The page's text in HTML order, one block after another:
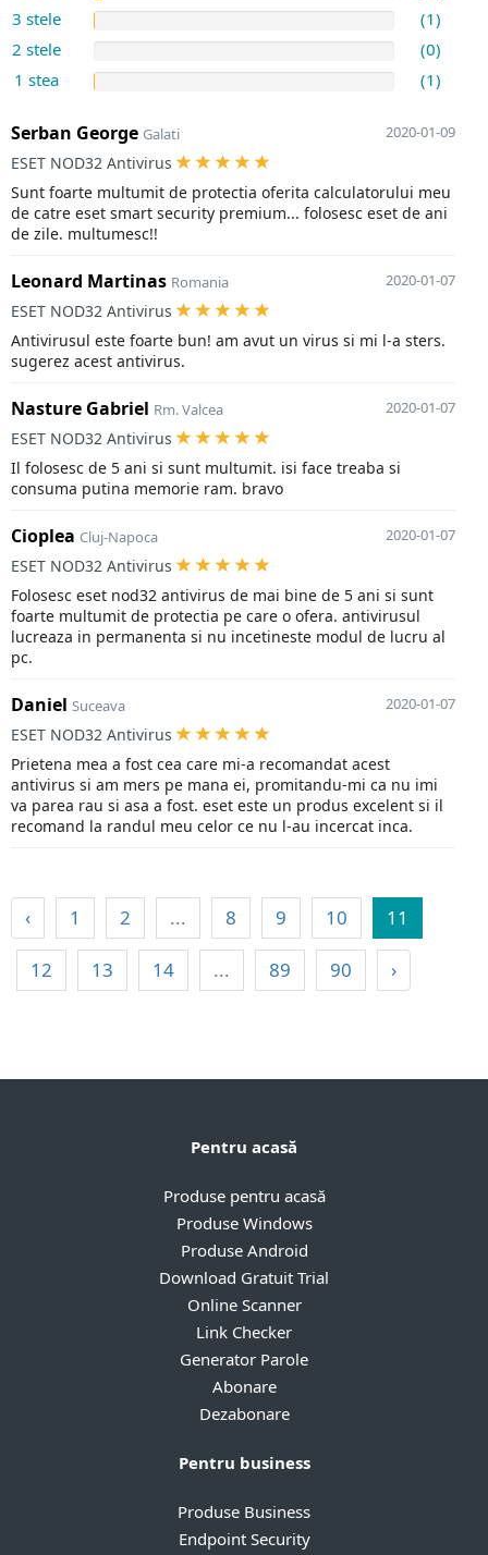
3 stele
(1)
2 stele
(0)
1 stea
(1)
Serban George Galati 2020-01-09
ESET NOD32 Antivirus
Sunt foarte multumit de protectia oferita calculatorului meu
de catre eset smart security premium... folosesc eset de ani
de zile. multumesc!!
Leonard Martinas Romania 2020-01-07
ESET NOD32 Antivirus
Antivirusul este foarte bun! am avut un virus si mi l-a sters.
sugerez acest antivirus.
Nasture Gabriel Rm. Valcea 2020-01-07
ESET NOD32 Antivirus
Il folosesc de 5 ani si sunt multumit. isi face treaba si
consuma putina memorie ram. bravo
Cioplea Cluj-Napoca 2020-01-07
ESET NOD32 Antivirus
Folosesc eset nod32 antivirus de mai bine de 5 ani si sunt
foarte multumit de protectia pe care o ofera. antivirusul
lucreaza in permanenta si nu incetineste modul de lucru al
pc.
Daniel Suceava 2020-01-07
ESET NOD32 Antivirus
Prietena mea a fost cea care mi-a recomandat acest
antivirus si am mers pe mana ei, promitandu-mi ca nu imi
va parea rau si asa a fost. eset este un produs excelent si il
recomand la randul meu celor ce nu l-au incercat inca.
‹ 1 2 ... 8 9 10 11
12 13 14 ... 89 90 ›
Pentru acasă
Produse pentru acasă
Produse Windows
Produse Android
Download Gratuit Trial
Online Scanner
Link Checker
Generator Parole
Abonare
Dezabonare
Pentru business
Produse Business
Endpoint Security